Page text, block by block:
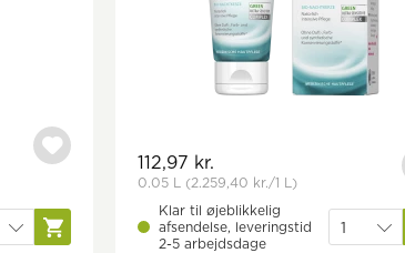
112,97 kr.
0.05 L (2.259,40 kr./1 L)
Klar til øjeblikkelig
afsendelse, leveringstid
2-5 arbejdsdage